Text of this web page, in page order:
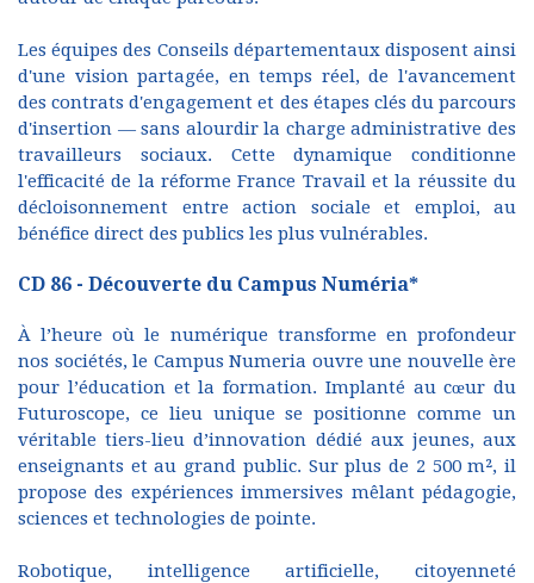
Les équipes des Conseils départementaux disposent ainsi
d'une vision partagée, en temps réel, de l'avancement
des contrats d'engagement et des étapes clés du parcours
d'insertion — sans alourdir la charge administrative des
travailleurs sociaux. Cette dynamique conditionne
l'efficacité de la réforme France Travail et la réussite du
décloisonnement entre action sociale et emploi, au
bénéfice direct des publics les plus vulnérables.
CD 86 - Découverte du Campus Numéria*
À l’heure où le numérique transforme en profondeur
nos sociétés, le Campus Numeria ouvre une nouvelle ère
pour l’éducation et la formation. Implanté au cœur du
Futuroscope, ce lieu unique se positionne comme un
véritable tiers-lieu d’innovation dédié aux jeunes, aux
enseignants et au grand public. Sur plus de 2 500 m², il
propose des expériences immersives mêlant pédagogie,
sciences et technologies de pointe.
Robotique, intelligence artificielle, citoyenneté